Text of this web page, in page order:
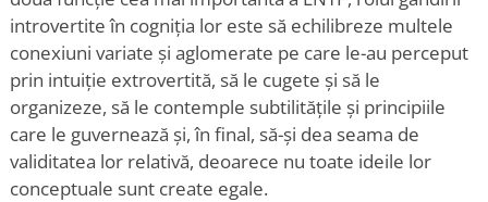
introvertite în cogniția lor este să echilibreze multele
conexiuni variate și aglomerate pe care le-au perceput
prin intuiție extrovertită, să le cugete și să le
organizeze, să le contemple subtilitățile și principiile
care le guvernează și, în final, să-și dea seama de
validitatea lor relativă, deoarece nu toate ideile lor
conceptuale sunt create egale.